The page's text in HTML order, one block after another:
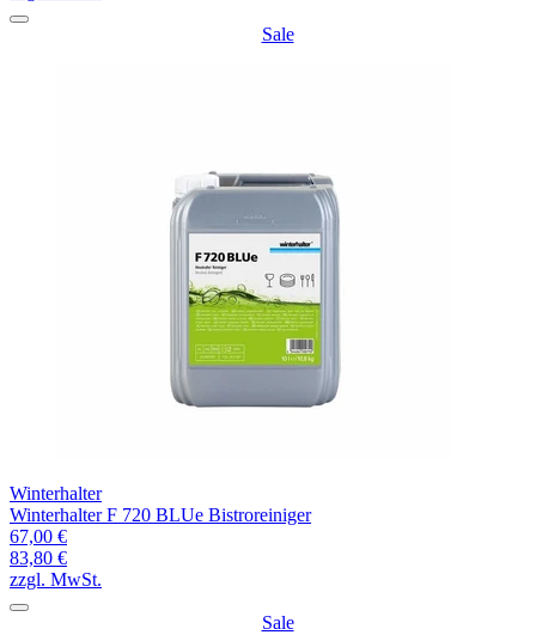
Sale
Winterhalter
Winterhalter F 720 BLUe Bistroreiniger
67,00 €
83,80 €
zzgl. MwSt.
Sale